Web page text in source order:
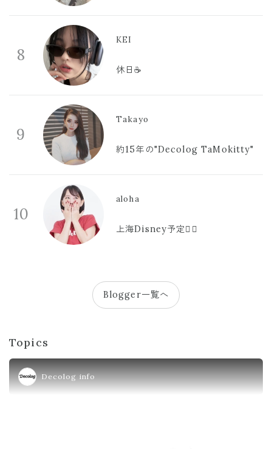
8
KEI
休日☕️
9
Takayo
約15年の"Decolog TaMokitty"
10
aloha
上海Disney予定🫪🩷
Blogger一覧へ
Topics
Decolog info